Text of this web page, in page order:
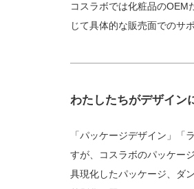
コスラボでは化粧品のOEM
じて具体的な販売面でのサ
わたしたちがデザイン
「パッケージデザイン」
すが、コスラボのパッケー
具現化したパッケージ、ダ